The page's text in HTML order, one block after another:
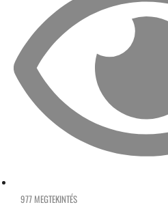
977 MEGTEKINTÉS